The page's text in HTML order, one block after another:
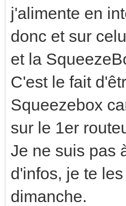
j'alimente en
donc et sur
et la
C'est le fait
Squeezebox
sur le 1er
Je ne suis pas
d'infos, je te
dimanche.